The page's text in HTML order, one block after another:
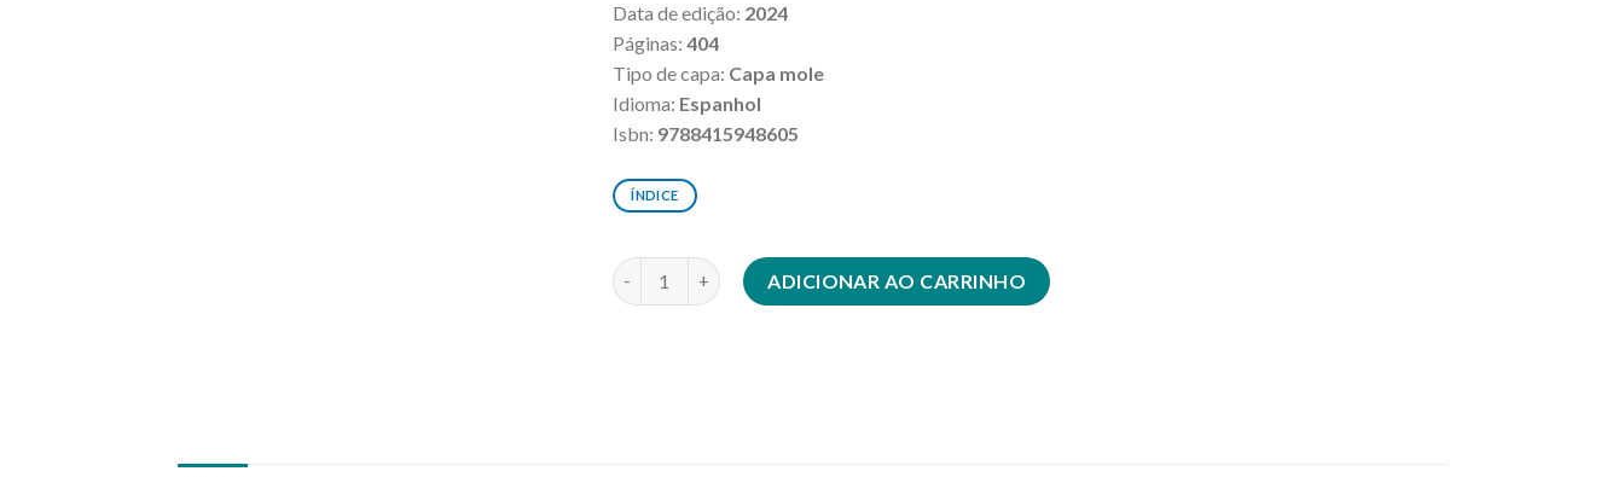
Data de edição: 2024
Páginas: 404
Tipo de capa: Capa mole
Idioma: Espanhol
Isbn: 9788415948605
ÍNDICE
Comprensión y justificación de la responsabilidad extracontractual quantidade
ADICIONAR AO CARRINHO